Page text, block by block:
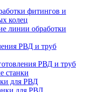
фитингов и
колец
линии обработки
РВД и труб
РВД и труб
станки
для РВД
для РВД